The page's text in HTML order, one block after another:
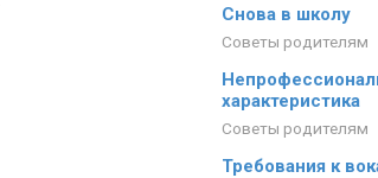
Снова в школу
Советы родителям
характеристика
Советы родителям
Требования к